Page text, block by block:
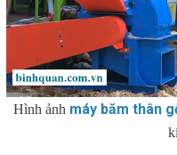
Hình ảnh máy băm thân